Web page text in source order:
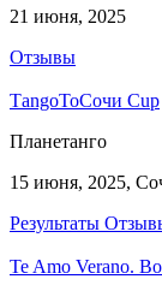
21 июня, 2025
Отзывы
ТangoToСочи Cup
Планетанго
15 июня, 2025,
Результаты
Te Amo Verano.